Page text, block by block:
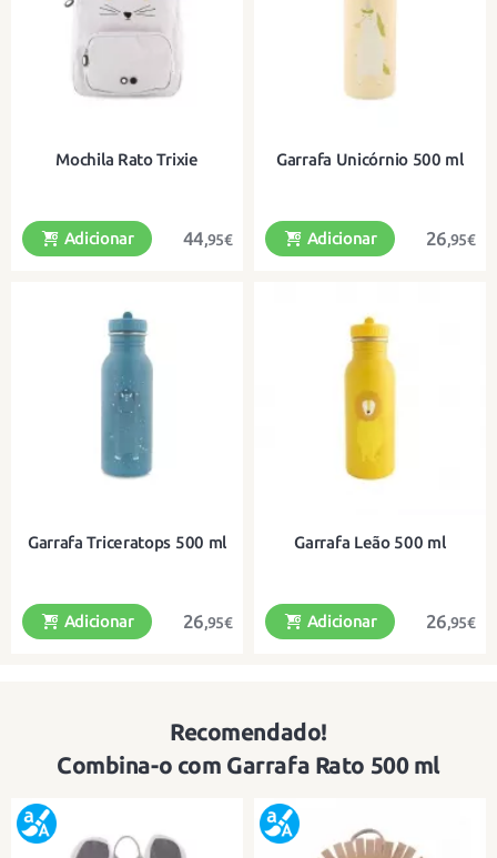
Mochila Rato Trixie
44,95€
Adicionar
Uma divertida mochila de algodão
orgânico para os mais pequenos
Garrafa Unicórnio 500 ml
26,95€
Adicionar
Garrafa de 500 ml
Garrafa Triceratops 500 ml
26,95€
Adicionar
Garrafa de 500 ml
Garrafa Leão 500 ml
26,95€
Adicionar
Garrafa para beber 500 ml
Recomendado!
Combina-o com Garrafa Rato 500 ml